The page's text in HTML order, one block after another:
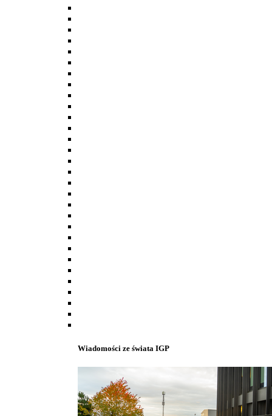
Wiadomości ze świata IGP